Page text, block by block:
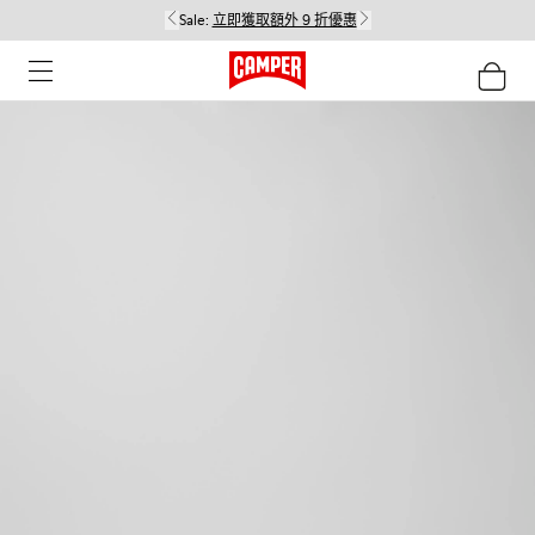
Sale: 立即獲取額外 9 折優惠